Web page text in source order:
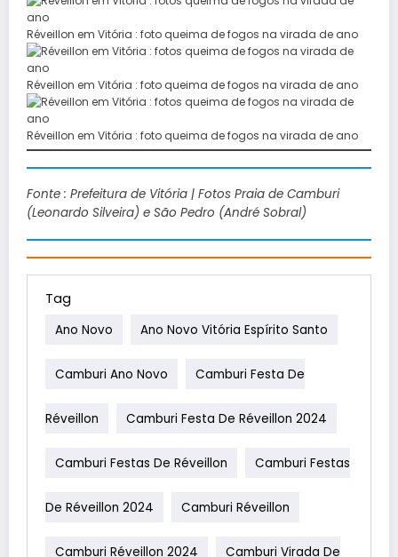
Réveillon em Vitória : foto queima de fogos na virada de ano
Réveillon em Vitória : foto queima de fogos na virada de ano
Réveillon em Vitória : foto queima de fogos na virada de ano
Fonte : Prefeitura de Vitória | Fotos Praia de Camburi
(Leonardo Silveira) e São Pedro (André Sobral)
Tag
Ano Novo Ano Novo Vitória Espírito Santo
Camburi Ano Novo Camburi Festa De
Réveillon Camburi Festa De Réveillon 2024
Camburi Festas De Réveillon Camburi Festas
De Réveillon 2024 Camburi Réveillon
Camburi Réveillon 2024 Camburi Virada De